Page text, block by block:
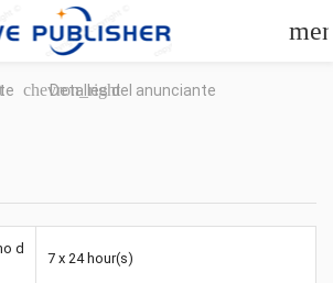
chevron_right
Detalles del anunciante
d
7 x 24 hour(s)